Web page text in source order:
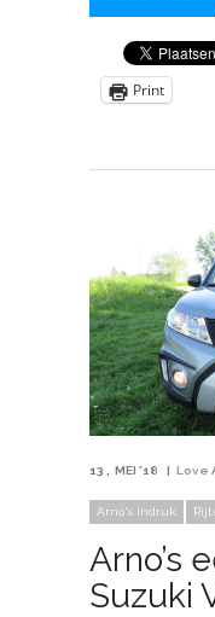
Print
13 MEI '18 Love
Arno's indruk
Arno’s
Suzuki